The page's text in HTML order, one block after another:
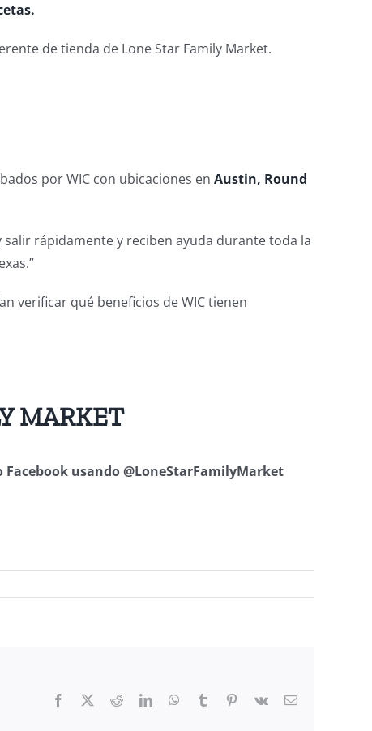
de tienda de Lone Star Family Market.
por WIC con ubicaciones en Austin, Round
salir rápidamente y reciben ayuda durante toda la
verificar qué beneficios de WIC tienen
MARKET
Facebook usando@LoneStarFamilyMarket
Facebook RedditLinkedInWhatsApp
Tumblr Pinterest
Vk Email